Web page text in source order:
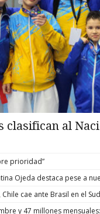
clasifican al
prioridad”
Ojeda destaca pese a
cae ante Brasil en el
y 47 millones